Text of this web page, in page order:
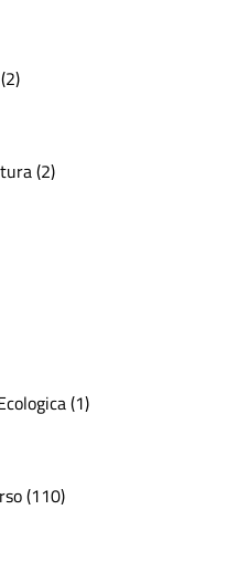
(2)
(1)
(110)